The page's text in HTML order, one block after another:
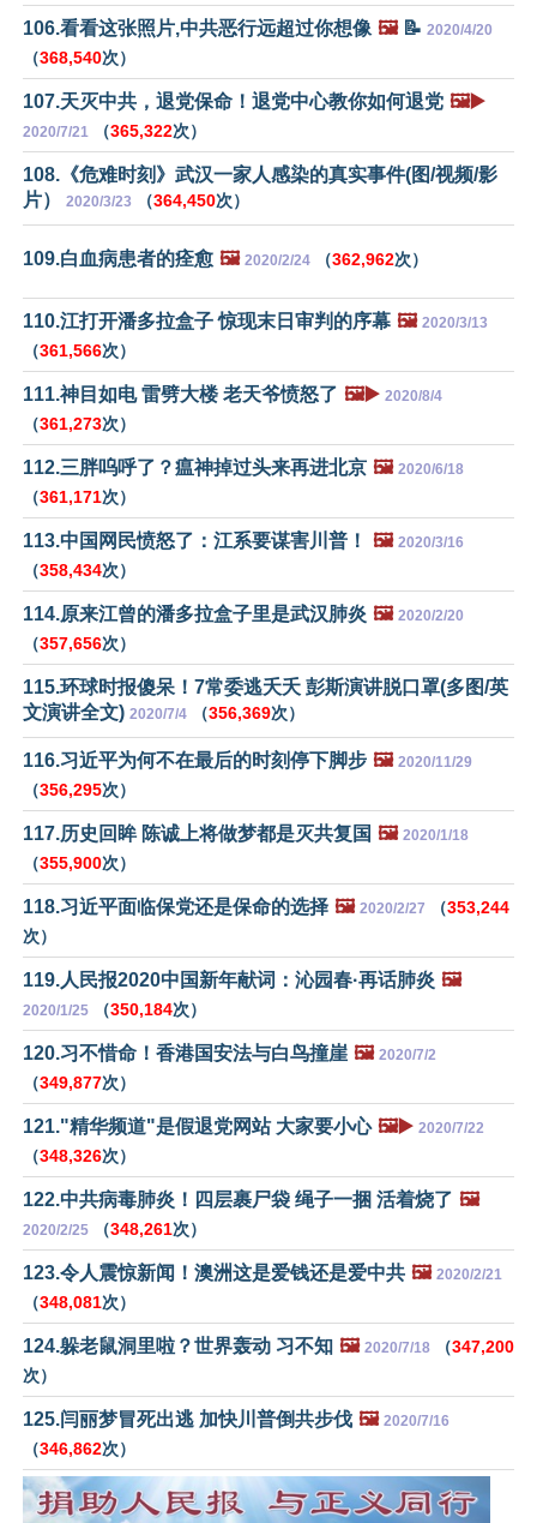
106.看看这张照片,中共恶行远超过你想像 🖼️📝 2020/4/20
（368,540次）
107.天灭中共，退党保命！退党中心教你如何退党 🖼️▶️
2020/7/21 （365,322次）
108.《危难时刻》武汉一家人感染的真实事件(图/视频/影
片）
2020/3/23 （364,450次）
109.白血病患者的痊愈 🖼️ 2020/2/24 （362,962次）
110.江打开潘多拉盒子 惊现末日审判的序幕 🖼️ 2020/3/13
（361,566次）
111.神目如电 雷劈大楼 老天爷愤怒了 🖼️▶️ 2020/8/4
（361,273次）
112.三胖呜呼了？瘟神掉过头来再进北京 🖼️ 2020/6/18
（361,171次）
113.中国网民愤怒了：江系要谋害川普！ 🖼️ 2020/3/16
（358,434次）
114.原来江曾的潘多拉盒子里是武汉肺炎 🖼️ 2020/2/20
（357,656次）
115.环球时报傻呆！7常委逃夭夭 彭斯演讲脱口罩(多图/英
文演讲全文) 2020/7/4 （356,369次）
116.习近平为何不在最后的时刻停下脚步 🖼️ 2020/11/29
（356,295次）
117.历史回眸 陈诚上将做梦都是灭共复国 🖼️ 2020/1/18
（355,900次）
118.习近平面临保党还是保命的选择 🖼️ 2020/2/27 （353,244
次）
119.人民报2020中国新年献词：沁园春·再话肺炎 🖼️
2020/1/25 （350,184次）
120.习不惜命！香港国安法与白鸟撞崖 🖼️ 2020/7/2
（349,877次）
121."精华频道"是假退党网站 大家要小心 🖼️▶️ 2020/7/22
（348,326次）
122.中共病毒肺炎！四层裹尸袋 绳子一捆 活着烧了 🖼️
2020/2/25 （348,261次）
123.令人震惊新闻！澳洲这是爱钱还是爱中共 🖼️ 2020/2/21
（348,081次）
124.躲老鼠洞里啦？世界轰动 习不知 🖼️ 2020/7/18 （347,200
次）
125.闫丽梦冒死出逃 加快川普倒共步伐 🖼️ 2020/7/16
（346,862次）